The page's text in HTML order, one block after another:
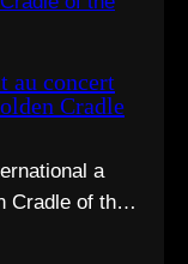
au concert
Cradle
a
Cradle of the